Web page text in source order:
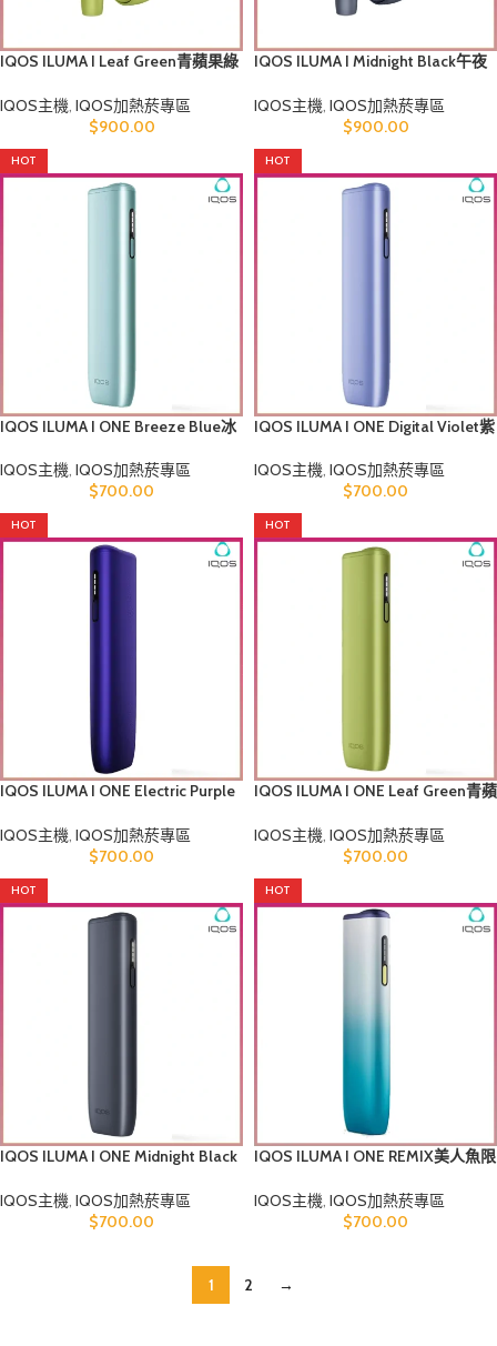
IQOS ILUMA I Leaf Green青蘋果綠
IQOS主機, IQOS加熱菸專區
$900.00
IQOS ILUMA I Midnight Black午夜
IQOS主機, IQOS加熱菸專區
$900.00
HOT
IQOS ILUMA I ONE Breeze Blue冰
IQOS主機, IQOS加熱菸專區
$700.00
HOT
IQOS ILUMA I ONE Digital Violet紫
IQOS主機, IQOS加熱菸專區
$700.00
HOT
IQOS ILUMA I ONE Electric Purple
IQOS主機, IQOS加熱菸專區
$700.00
HOT
IQOS ILUMA I ONE Leaf Green青蘋
IQOS主機, IQOS加熱菸專區
$700.00
HOT
IQOS ILUMA I ONE Midnight Black
IQOS主機 IQOS加熱菸專區
$700.00
HOT
IQOS ILUMA I ONE REMIX美人魚限
IQOS主機 IQOS加熱菸專區
$700.00
1 2 →